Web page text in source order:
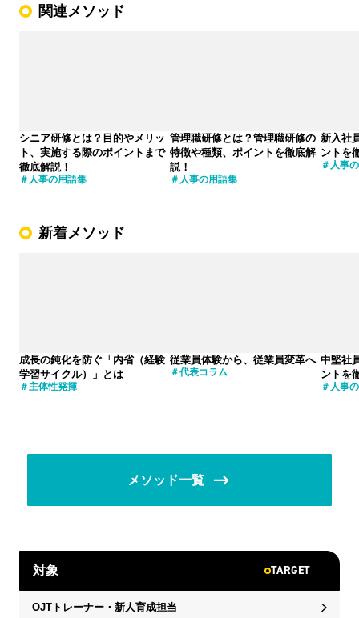
関連メソッド
シニア研修とは？目的やメリッ
ト、実施する際のポイントまで
徹底解説！
人事の用語集
管理職研修とは？管理職研修の
特徴や種類、ポイントを徹底解
説！
人事の用語集
新入社
ントを
人事
新着メソッド
成長の鈍化を防ぐ「内省（経験
学習サイクル）」とは
主体性発揮
従業員体験から、従業員変革へ
代表コラム
中堅社
ントを
人事
メソッド一覧
対象 TARGET
OJTトレーナー・新人育成担当